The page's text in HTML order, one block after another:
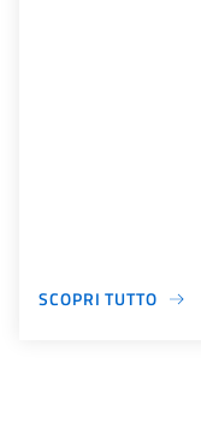
SCOPRI TUTTO